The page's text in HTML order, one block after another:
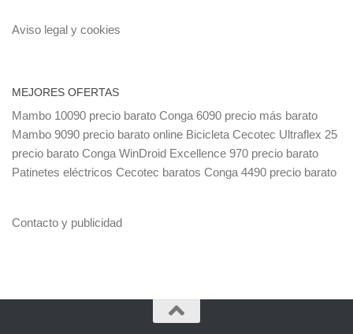
Aviso legal y cookies
MEJORES OFERTAS
Mambo 10090 precio barato Conga 6090 precio más barato
Mambo 9090 precio barato online Bicicleta Cecotec Ultraflex 25
precio barato Conga WinDroid Excellence 970 precio barato
Patinetes eléctricos Cecotec baratos Conga 4490 precio barato
Contacto y publicidad